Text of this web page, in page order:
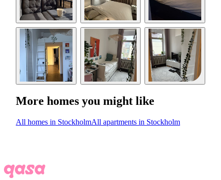
More homes you might like
All homes in StockholmAll apartments in Stockholm